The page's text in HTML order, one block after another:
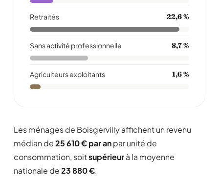
Retraités 22,6 %
Sans activité professionnelle 8,7 %
Agriculteurs exploitants 1,6 %
Les ménages de Boisgervilly affichent un revenu
médian de25 610 € par anpar unité de
consommation, soitsupérieurà la moyenne
nationale de23 880 €.